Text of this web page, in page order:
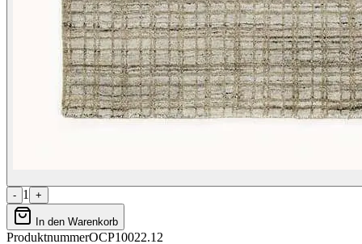
- 1 +
In den Warenkorb
ProduktnummerOCP10022.12